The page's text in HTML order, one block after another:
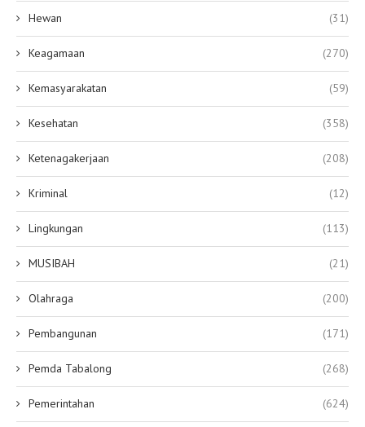
Hewan (31)
Keagamaan (270)
Kemasyarakatan (59)
Kesehatan (358)
Ketenagakerjaan (208)
Kriminal (12)
Lingkungan (113)
MUSIBAH (21)
Olahraga (200)
Pembangunan (171)
Pemda Tabalong (268)
Pemerintahan (624)